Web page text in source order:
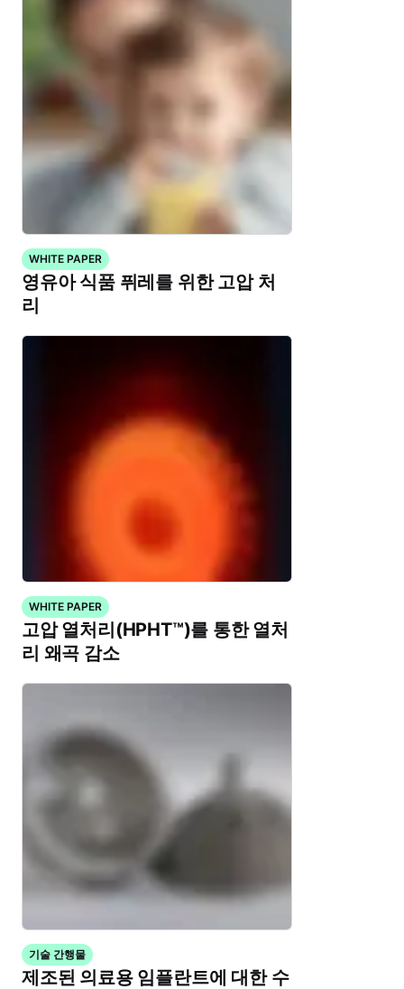
WHITE PAPER
영유아 식품 퓌레를 위한 고압 처
리
WHITE PAPER
고압 열처리(HPHT™)를 통한 열처
리 왜곡 감소
기술 간행물
제조된 의료용 임플란트에 대한 수